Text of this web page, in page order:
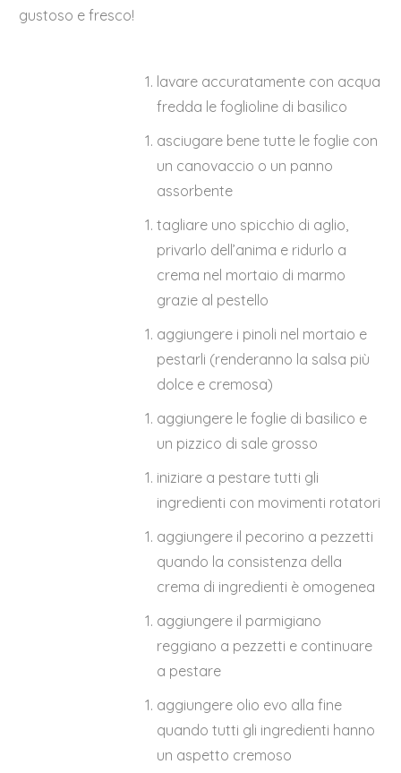
gustoso e fresco!
lavare accuratamente con acqua
fredda le foglioline di basilico
asciugare bene tutte le foglie con
un canovaccio o un panno
assorbente
tagliare uno spicchio di aglio,
privarlo dell’anima e ridurlo a
crema nel mortaio di marmo
grazie al pestello
aggiungere i pinoli nel mortaio e
pestarli (renderanno la salsa più
dolce e cremosa)
aggiungere le foglie di basilico e
un pizzico di sale grosso
iniziare a pestare tutti gli
ingredienti con movimenti rotatori
aggiungere il pecorino a pezzetti
quando la consistenza della
crema di ingredienti è omogenea
aggiungere il parmigiano
reggiano a pezzetti e continuare
a pestare
aggiungere olio evo alla fine
quando tutti gli ingredienti hanno
un aspetto cremoso